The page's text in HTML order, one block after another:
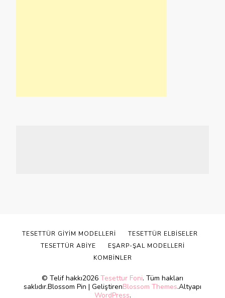
© Telif hakkı2026 Tesettur Foni. Tüm hakları
saklıdır.Blossom Pin | GeliştirenBlossom Themes.Altyapı
WordPress.
TESETTÜR GIYIM MODELLERI
TESETTÜR ELBISELER
TESETTÜR ABIYE
EŞARP-ŞAL MODELLERI
KOMBINLER